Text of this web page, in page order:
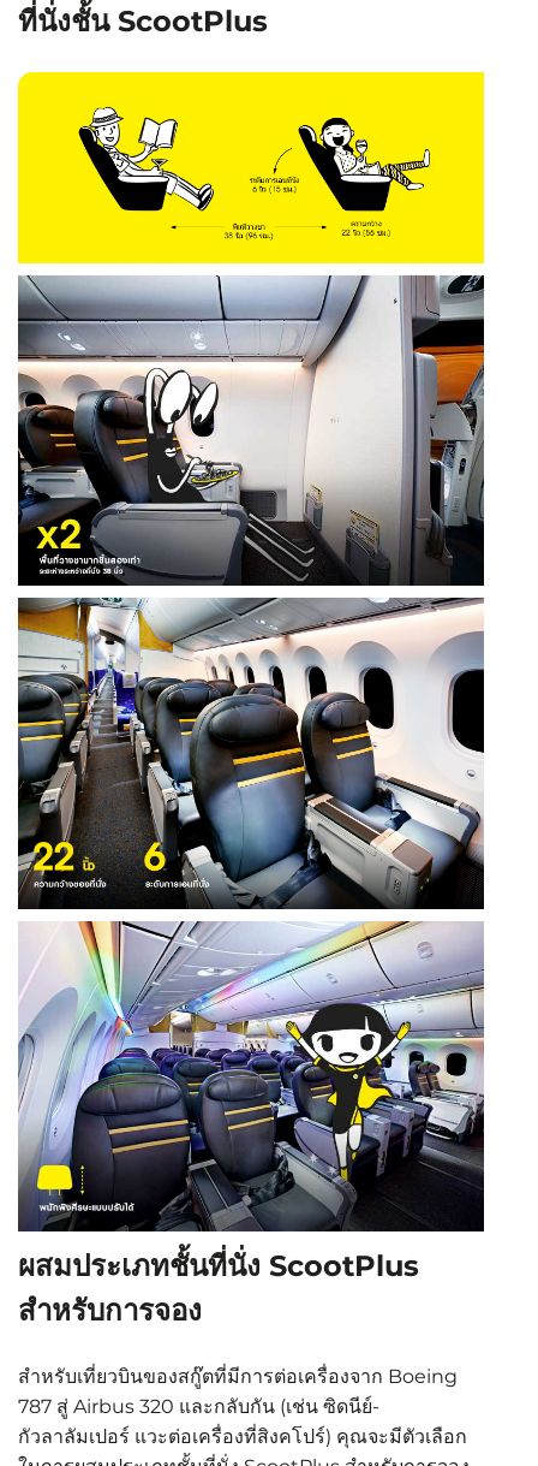
ที่นั่งชั้น ScootPlus
ผสมประเภทชั้นที่นั่ง ScootPlus
สำหรับการจอง
สำหรับเที่ยวบินของสกู๊ตที่มีการต่อเครื่องจาก Boeing
787 สู่ Airbus 320 และกลับกัน (เช่น ซิดนีย์-
กัวลาลัมเปอร์ แวะต่อเครื่องที่สิงคโปร์) คุณจะมีตัวเลือก